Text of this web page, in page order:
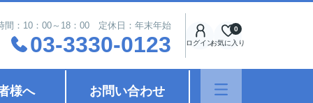
間：10：00～18：00 定休日：年末年始
03-3330-0123 ログインお気に入り
0
様へ お問い合わせ